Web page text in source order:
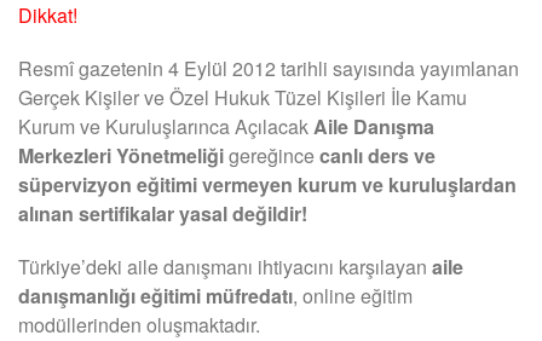
Dikkat!
Resmî gazetenin 4 Eylül 2012 tarihli sayısında yayımlanan
Gerçek Kişiler ve Özel Hukuk Tüzel Kişileri İle Kamu
Kurum ve Kuruluşlarınca AçılacakAile Danışma
Merkezleri Yönetmeliğigereğincecanlı ders ve
süpervizyon eğitimi vermeyen kurum ve kuruluşlardan
alınan sertifikalar yasal değildir!
Türkiye’deki aile danışmanı ihtiyacını karşılayan aile
danışmanlığı eğitimi müfredatı, online eğitim
modüllerinden oluşmaktadır.